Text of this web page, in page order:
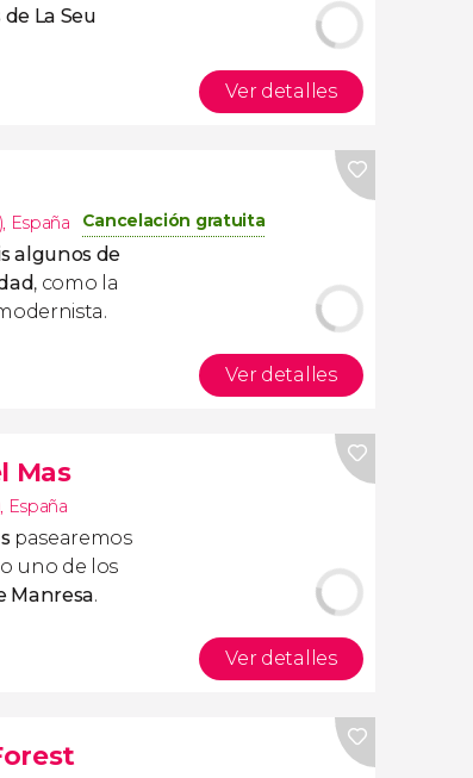
La Seu
Ver detalles
, España Cancelación gratuita
algunos de
, como la
Ver detalles
Mas
, España
pasearemos
uno de los
Manresa.
Ver detalles